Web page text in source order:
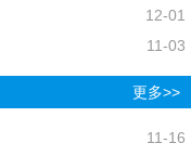
12-01
11-03
更多>>
11-16